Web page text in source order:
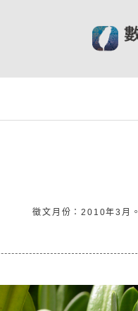
徵文月份：2010年3月。